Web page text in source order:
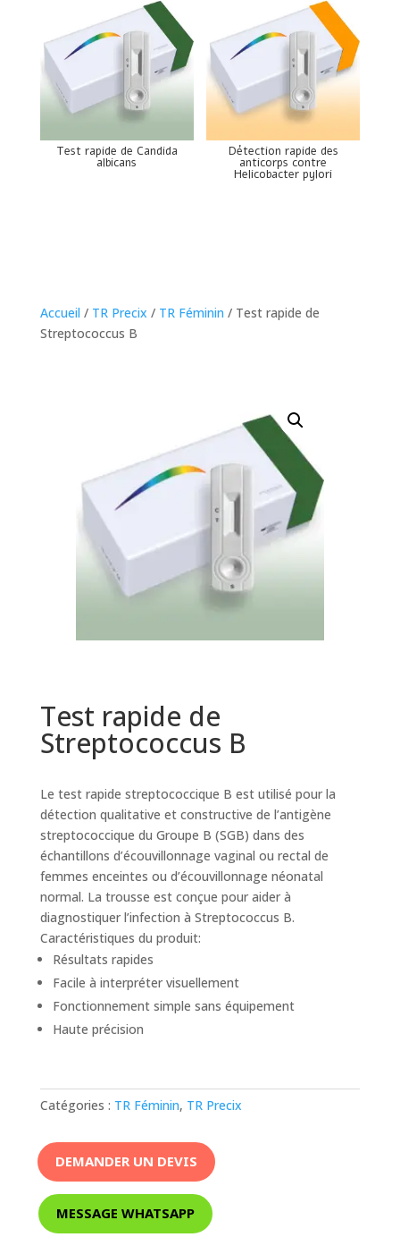
Test rapide de Candida
albicans
Détection rapide des
anticorps contre
Helicobacter pylori
Accueil / TR Precix / TR Féminin / Test rapide de
Streptococcus B
Test rapide de
Streptococcus B
Le test rapide streptococcique B est utilisé pour la
détection qualitative et constructive de l’antigène
streptococcique du Groupe B (SGB) dans des
échantillons d’écouvillonnage vaginal ou rectal de
femmes enceintes ou d’écouvillonnage néonatal
normal. La trousse est conçue pour aider à
diagnostiquer l’infection à Streptococcus B.
Caractéristiques du produit:
Résultats rapides
Facile à interpréter visuellement
Fonctionnement simple sans équipement
Haute précision
Catégories : TR Féminin, TR Precix
DEMANDER UN DEVIS
MESSAGE WHATSAPP